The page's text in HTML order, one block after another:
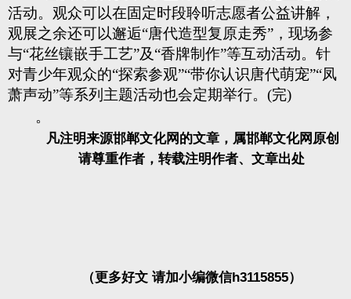
活动。观众可以在固定时段聆听志愿者公益讲解，
观展之余还可以邂逅“唐代造型复原走秀”，现场参
与“花丝镶嵌手工艺”及“香牌制作”等互动活动。针
对青少年观众的“探索参观”“带你认识唐代萌宠”“凤
萧声动”等系列主题活动也会定期举行。(完)
。
凡注明来源邯郸文化网的文章，属邯郸文化网原创
请尊重作者，转载注明作者、文章出处
（更多好文 请加小编微信h3115855）